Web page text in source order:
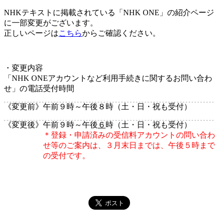
NHKテキストに掲載されている「NHK ONE」の紹介ページ
に一部変更がございます。
正しいページはこちらからご確認ください。
・変更内容
「NHK ONEアカウントなど利用手続きに関するお問い合わ
せ」の電話受付時間
《変更前》 午前９時～午後８時（土・日・祝も受付）
《変更後》 午前９時～午後 ６ 時（土・日・祝も受付）
＊登録・申請済みの受信料アカウントの問い合わ
せ等のご案内は、３月末日までは、午後５時まで
の受付です。